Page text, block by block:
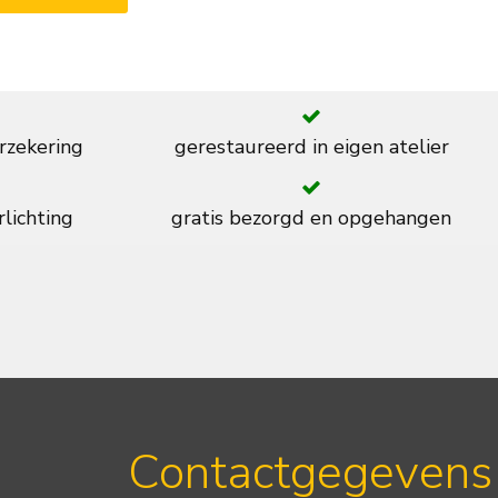
gerestaureerd in eigen atelier
gratis bezorgd en opgehangen
Contactgegevens